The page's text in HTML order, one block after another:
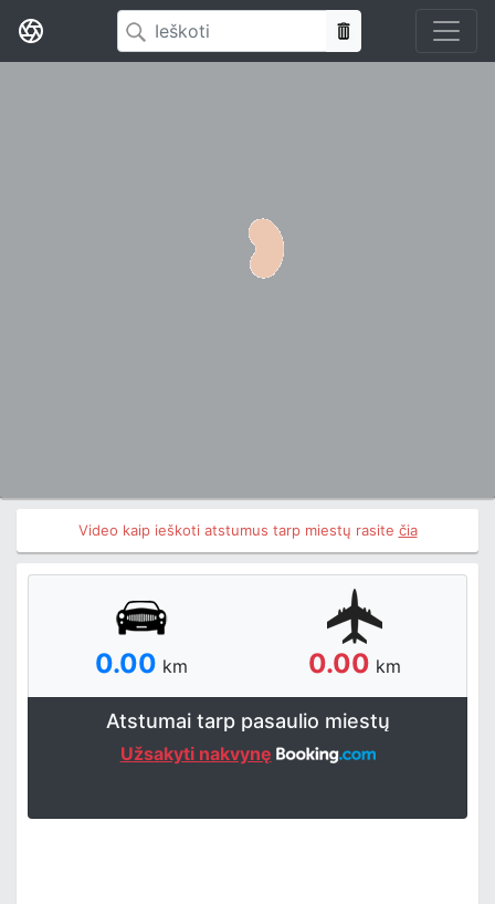
Video kaip ieškoti atstumus tarp miestų rasite čia
0.00 km 0.00 km
Atstumai tarp pasaulio miestų
Užsakyti nakvynę